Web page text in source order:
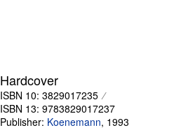
Hardcover
ISBN 10: 3829017235
ISBN 13: 9783829017237
Publisher: Koenemann, 1993